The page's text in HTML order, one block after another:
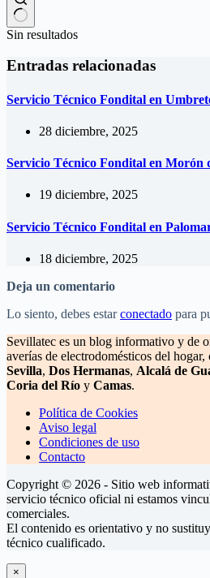
Sin resultados
Entradas relacionadas
Servicio Técnico Fondital en
28 diciembre, 2025
Servicio Técnico Fondital en Morón
19 diciembre, 2025
Servicio Técnico Fondital en
18 diciembre, 2025
Deja un comentario
Lo siento, debes estarconectado para
Sevillatec es un blog informativo y de
averías de electrodomésticos del
Sevilla, Dos Hermanas, Alcalá de
Coria del Río y Camas.
Política de Cookies
Aviso legal
Condiciones de uso
Contacto
Copyright © 2026 - Sitio web
servicio técnico oficial ni estamos
comerciales.
El contenido es orientativo y no
técnico cualificado.
×